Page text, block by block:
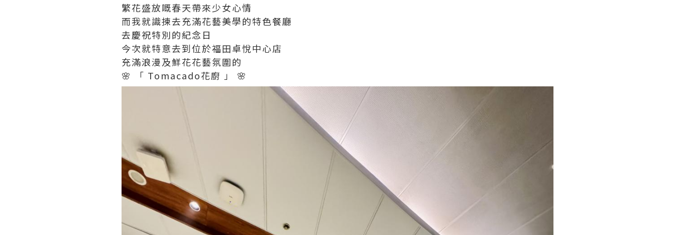
繁花盛放嘅春天帶來少女心情
而我就識揀去充滿花藝美學的特色餐廳
去慶祝特別的紀念日
今次就特意去到位於福田卓悅中心店
充滿浪漫及鮮花花藝氛圍的
🌸 「 Tomacado花廚 」 🌸